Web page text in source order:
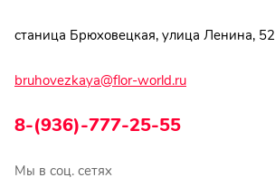
станица Брюховецкая, улица Ленина, 52
bruhovezkaya@flor-world.ru
8-(936)-777-25-55
Мы в соц. сетях